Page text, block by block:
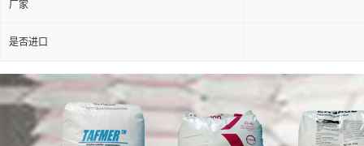
厂家
是否进口